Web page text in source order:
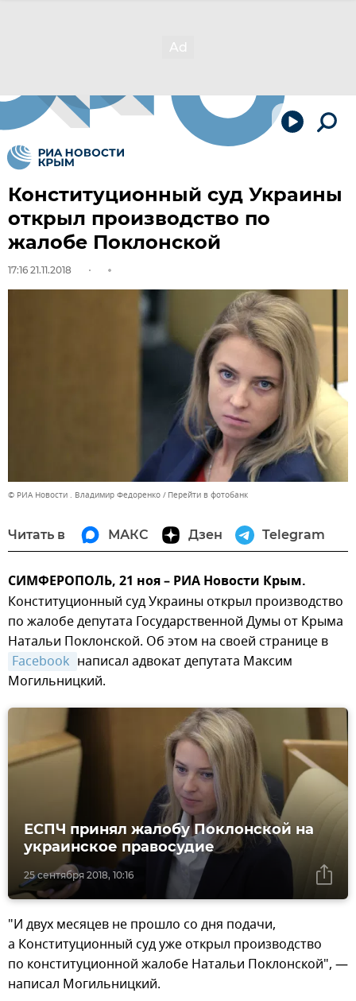
Конституционный суд Украины
открыл производство по
жалобе Поклонской
17:16 21.11.2018
© РИА Новости . Владимир Федоренко Перейти в фотобанк
Читать в МАКС Дзен Telegram
СИМФЕРОПОЛЬ, 21 ноя – РИА Новости Крым.
Конституционный суд Украины открыл производство
по жалобе депутата Государственной Думы от Крыма
Натальи Поклонской. Об этом на своей странице в
Facebook написал адвокат депутата Максим
Могильницкий.
25 сентября 2018, 10:16
ЕСПЧ принял жалобу Поклонской на
украинское правосудие
"И двух месяцев не прошло со дня подачи,
а Конституционный суд уже открыл производство
по конституционной жалобе Натальи Поклонской", —
написал Могильницкий.